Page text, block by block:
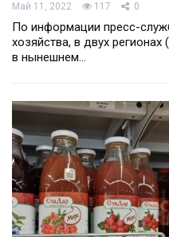
Май 11, 2022 117 0
По информации пресс-
хозяйства, в двух
в нынешнем…